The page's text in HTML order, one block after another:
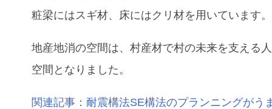
粧梁にはスギ材、床にはクリ材を用いています。
地産地消の空間は、村産材で村の未来を支える
空間となりました。
関連記事：耐震構法SE構法のプランニングがう